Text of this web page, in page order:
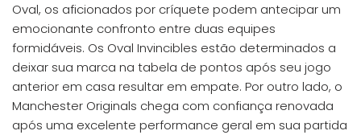
Oval, os aficionados por críquete podem antecipar um
emocionante confronto entre duas equipes
formidáveis. Os Oval Invincibles estão determinados a
deixar sua marca na tabela de pontos após seu jogo
anterior em casa resultar em empate. Por outro lado, o
Manchester Originals chega com confiança renovada
após uma excelente performance geral em sua partida